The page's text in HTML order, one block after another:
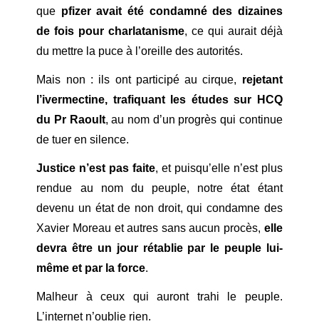
que pfizer avait été condamné des dizaines
de fois pour charlatanisme, ce qui aurait déjà
du mettre la puce à l’oreille des autorités.
Mais non : ils ont participé au cirque, rejetant
l’ivermectine, trafiquant les études sur HCQ
du Pr Raoult, au nom d’un progrès qui continue
de tuer en silence.
Justice n’est pas faite, et puisqu’elle n’est plus
rendue au nom du peuple, notre état étant
devenu un état de non droit, qui condamne des
Xavier Moreau et autres sans aucun procès, elle
devra être un jour rétablie par le peuple lui-
même et par la force.
Malheur à ceux qui auront trahi le peuple.
L’internet n’oublie rien.